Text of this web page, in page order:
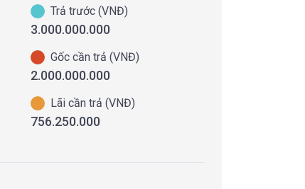
Trả trước (VNĐ)
3.000.000.000
Gốc cần trả (VNĐ)
2.000.000.000
Lãi cần trả (VNĐ)
756.250.000